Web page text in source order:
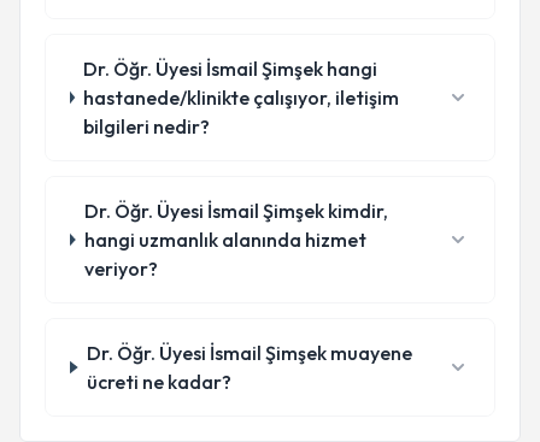
Dr. Öğr. Üyesi İsmail Şimşek hangi
hastanede/klinikte çalışıyor, iletişim
bilgileri nedir?
Dr. Öğr. Üyesi İsmail Şimşek kimdir,
hangi uzmanlık alanında hizmet
veriyor?
Dr. Öğr. Üyesi İsmail Şimşek muayene
ücreti ne kadar?